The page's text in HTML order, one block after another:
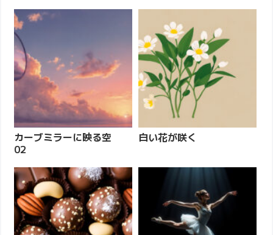
カーブミラーに映る空
02
白い花が咲く